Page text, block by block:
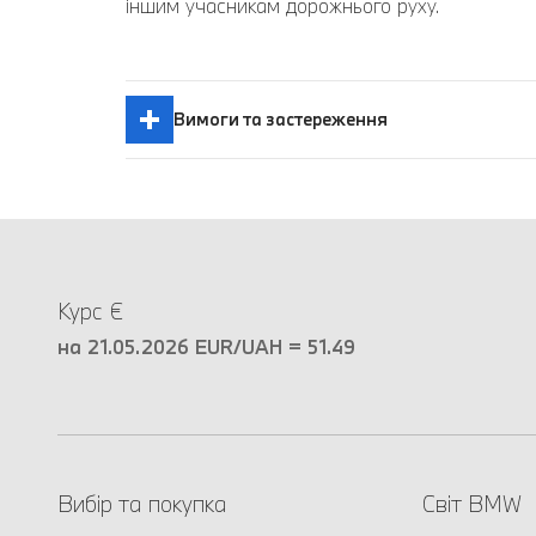
іншим учасникам дорожнього руху.
Вимоги та застереження
Курс €
на 21.05.2026 EUR/UAH = 51.49
Вибір та покупка Світ BMW